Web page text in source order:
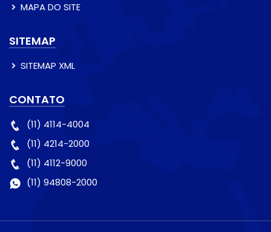
MAPA DO SITE
SITEMAP
SITEMAP XML
CONTATO
(11) 4114-4004
(11) 4214-2000
(11) 4112-9000
(11) 94808-2000